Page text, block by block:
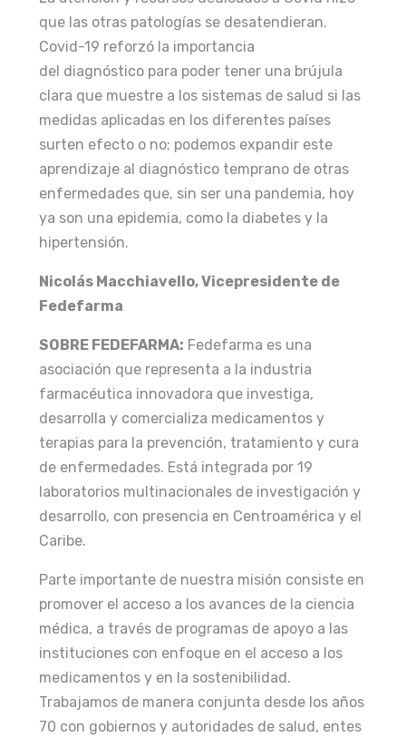
que las otras patologías se desatendieran.
Covid-19 reforzó la importancia
del diagnóstico para poder tener una brújula
clara que muestre a los sistemas de salud si las
medidas aplicadas en los diferentes países
surten efecto o no; podemos expandir este
aprendizaje al diagnóstico temprano de otras
enfermedades que, sin ser una pandemia, hoy
ya son una epidemia, como la diabetes y la
hipertensión.
Nicolás Macchiavello, Vicepresidente de
Fedefarma
SOBRE FEDEFARMA: Fedefarma es una
asociación que representa a la industria
farmacéutica innovadora que investiga,
desarrolla y comercializa medicamentos y
terapias para la prevención, tratamiento y cura
de enfermedades. Está integrada por 19
laboratorios multinacionales de investigación y
desarrollo, con presencia en Centroamérica y el
Caribe.
Parte importante de nuestra misión consiste en
promover el acceso a los avances de la ciencia
médica, a través de programas de apoyo a las
instituciones con enfoque en el acceso a los
medicamentos y en la sostenibilidad.
Trabajamos de manera conjunta desde los años
70 con gobiernos y autoridades de salud, entes